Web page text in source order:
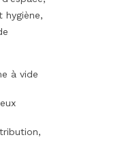
hygiène,
à vide